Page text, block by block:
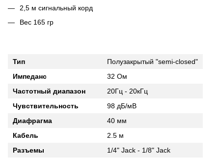
2,5 м сигнальный корд
Вес 165 гр
Тип
Полузакрытый "semi-closed"
Импеданс
32 Ом
Частотный диапазон
20Гц - 20кГц
Чувствительность
98 дБ/мВ
Диафрагма
40 мм
Кабель
2.5 м
Разъемы
1/4" Jack - 1/8" Jack